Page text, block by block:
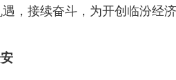
，接续奋斗，为开创临汾经